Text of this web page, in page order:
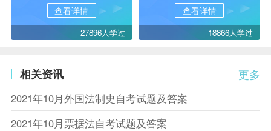
查看详情
27896人学过
查看详情
18866人学过
更多
相关资讯
2021年10月外国法制史自考试题及答案
2021年10月票据法自考试题及答案